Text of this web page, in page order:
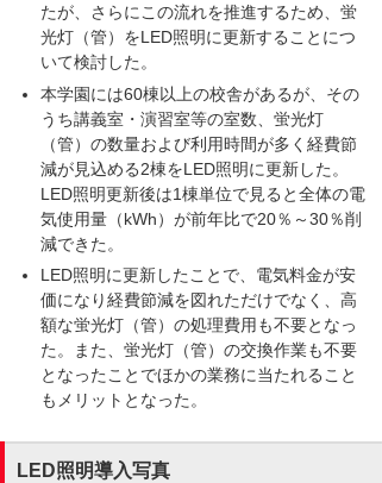
たが、さらにこの流れを推進するため、蛍
光灯（管）をLED照明に更新することにつ
いて検討した。
本学園には60棟以上の校舎があるが、その
うち講義室・演習室等の室数、蛍光灯
（管）の数量および利用時間が多く経費節
減が見込める2棟をLED照明に更新した。
LED照明更新後は1棟単位で見ると全体の電
気使用量（kWh）が前年比で20％～30％削
減できた。
LED照明に更新したことで、電気料金が安
価になり経費節減を図れただけでなく、高
額な蛍光灯（管）の処理費用も不要となっ
た。また、蛍光灯（管）の交換作業も不要
となったことでほかの業務に当たれること
もメリットとなった。
LED照明導入写真